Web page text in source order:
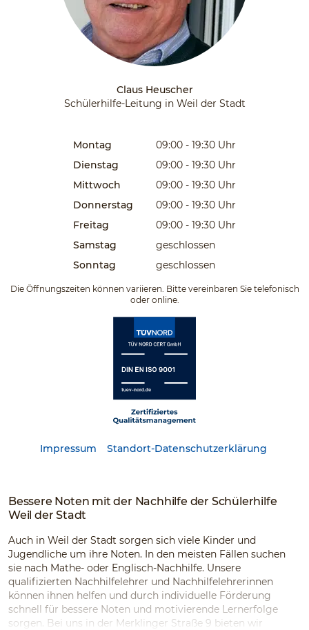
Claus Heuscher
Schülerhilfe-Leitung in Weil der Stadt
Montag 09:00 - 19:30 Uhr
Dienstag
09:00 - 19:30 Uhr
Mittwoch
09:00 - 19:30 Uhr
Donnerstag
09:00 - 19:30 Uhr
Freitag
09:00 - 19:30 Uhr
Samstag
geschlossen
Sonntag
geschlossen
Die Öffnungszeiten können variieren. Bitte vereinbaren Sie telefonisch
oder online.
Impressum Standort-Datenschutzerklärung
Bessere Noten mit der Nachhilfe der Schülerhilfe
Weil der Stadt
Auch in Weil der Stadt sorgen sich viele Kinder und
Jugendliche um ihre Noten. In den meisten Fällen suchen
sie nach Mathe- oder Englisch-Nachhilfe. Unsere
qualifizierten Nachhilfelehrer und Nachhilfelehrerinnen
können ihnen helfen und durch individuelle Förderung
schnell für bessere Noten und motivierende Lernerfolge
sorgen. Bei uns in der Merklinger Straße 9 bieten wir